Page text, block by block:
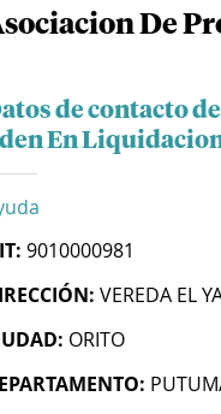
De
de contacto
En
9010000981
VEREDA EL
ORITO